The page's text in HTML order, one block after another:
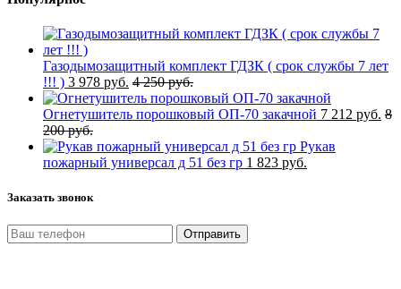
Газодымозащитный комплект ГДЗК ( срок службы 7 лет
!!! ) 3 978 руб. 4 250 руб.
Огнетушитель порошковый ОП-70 закачной 7 212 руб. 8
200 руб.
Рукав
пожарный универсал д 51 без гр 1 823 руб.
Заказать звонок
Отправить